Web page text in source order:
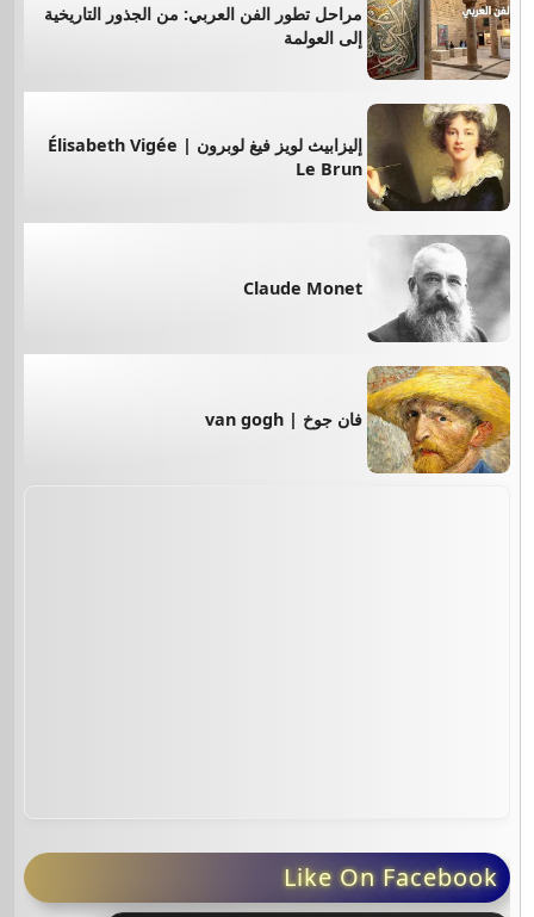
مراحل تطور الفن العربي: من الجذور التاريخية
إلى العولمة
إليزابيث لويز فيغ لوبرون | Élisabeth Vigée
Le Brun
Claude Monet
فان جوخ | van gogh
Like On Facebook